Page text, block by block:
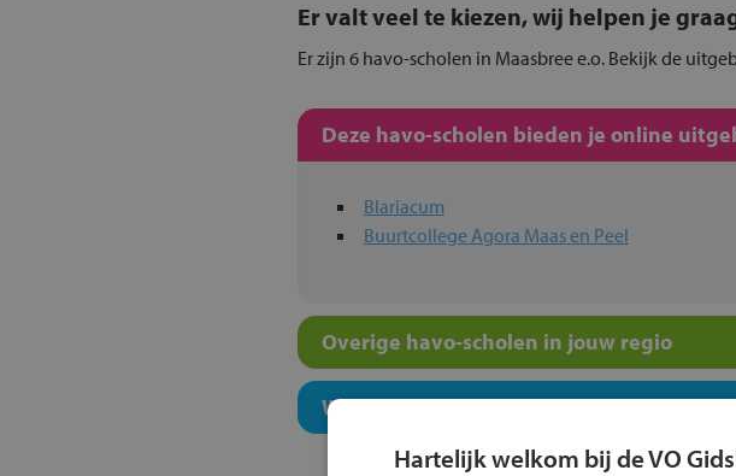
Er valt veel te kiezen, wij helpen je
Er zijn 6 havo-scholen in Maasbree e.o. Bekijk de
Deze havo-scholen bieden je online
Blariacum
Buurtcollege Agora Maas en Peel
Overige havo-scholen in jouw regio
Welk onderwijsconcept past bij jou?
Hartelijk welkom bij de VO